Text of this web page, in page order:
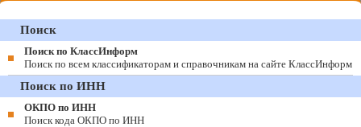
Поиск
Поиск по КлассИнформ
Поиск по всем классификаторам и справочникам на сайте КлассИнформ
Поиск по ИНН
ОКПО по ИНН
Поиск кода ОКПО по ИНН